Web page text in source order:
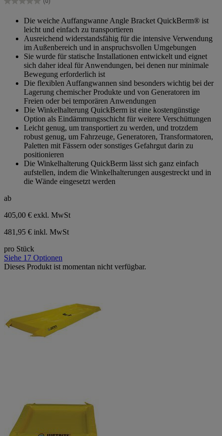
0.0
Sternen.
Die weiche Auffangwanne Angle Bracket QuickBerm® ist
leicht und einfach zu transportieren
Ausreichend widerstandsfähig für die intensive Verwendung
im Außenbereich und in anspruchsvollen Umgebungen
Sie wurde für statische Installationen entwickelt und eignet
sich daher ideal für Anwendungen, bei denen nur minimale
Bewegung erforderlich ist
Die flexiblen Auffangwannen sind besonders wichtig bei der
Lagerung chemischer Produkte und von Generatoren im
Freien oder bei temporären Anwendungen
Die Winkelhalterung QuickBerm ist eine kostengünstige
Option als Eindämmungsschicht für weitere Verschüttungen
Leicht genug, um transportiert zu werden, und trotzdem
robust genug, um Fahrzeuge, Generatoren, Transformatoren,
Paletten mit Fässern oder sonstiges Gefahrgut darin zu
positionieren
Die Winkelhalterung QuickBerm lässt sich ganz einfach
aufstellen, indem die Winkelhalterungen ausgestreckt und in
die Wände eingesetzt werden
ab
405,00 € exkl. MwSt
481,95 € inkl. MwSt
pro Stück
Siehe 17 Optionen
Dieses Produkt ist momentan nicht verfügbar.